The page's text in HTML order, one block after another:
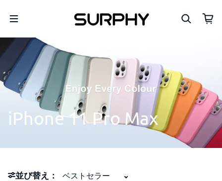
iPhone11 ProMax
並び替え：